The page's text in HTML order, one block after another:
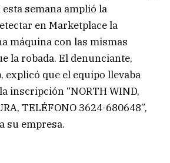
semana amplió la
en Marketplace la
máquina con las mismas
la robada. El denunciante,
explicó que el equipo llevaba
inscripción “NORTH WIND,
TELÉFONO 3624-680648”,
su empresa.